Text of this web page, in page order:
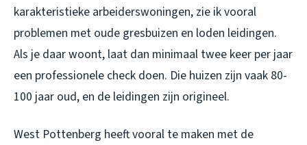
karakteristieke arbeiderswoningen, zie ik vooral
problemen met oude gresbuizen en loden leidingen.
Als je daar woont, laat dan minimaal twee keer per jaar
een professionele check doen. Die huizen zijn vaak 80-
100 jaar oud, en de leidingen zijn origineel.
West Pottenberg heeft vooral te maken met de